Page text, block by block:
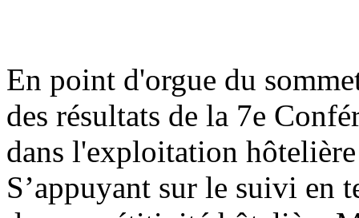
En point d'orgue du
des résultats de la 7e
dans l'exploitation
S’appuyant sur le suivi en